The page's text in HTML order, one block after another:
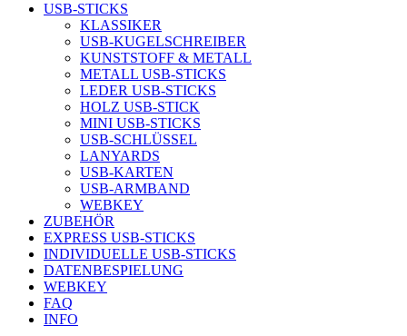
USB-STICKS
KLASSIKER
USB-KUGELSCHREIBER
KUNSTSTOFF & METALL
METALL USB-STICKS
LEDER USB-STICKS
HOLZ USB-STICK
MINI USB-STICKS
USB-SCHLÜSSEL
LANYARDS
USB-KARTEN
USB-ARMBAND
WEBKEY
ZUBEHÖR
EXPRESS USB-STICKS
INDIVIDUELLE USB-STICKS
DATENBESPIELUNG
WEBKEY
FAQ
INFO